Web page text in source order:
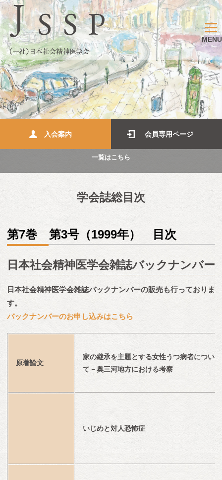
MENU
入会案内 会員専用ページ
一覧はこちら
学会誌総目次
第7巻 第3号（1999年） 目次
日本社会精神医学会雑誌バックナンバー
日本社会精神医学会雑誌バックナンバーの販売も行っておりま
す。
バックナンバーのお申し込みはこちら
原著論文
家の継承を主題とする女性うつ病者につい
て－奥三河地方における考察
いじめと対人恐怖症